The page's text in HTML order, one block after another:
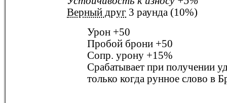
Верный друг 3 раунда (10%)
Урон +50
Пробой брони +50
Сопр. урону +15%
Срабатывает при получении
только когда рунное слово в